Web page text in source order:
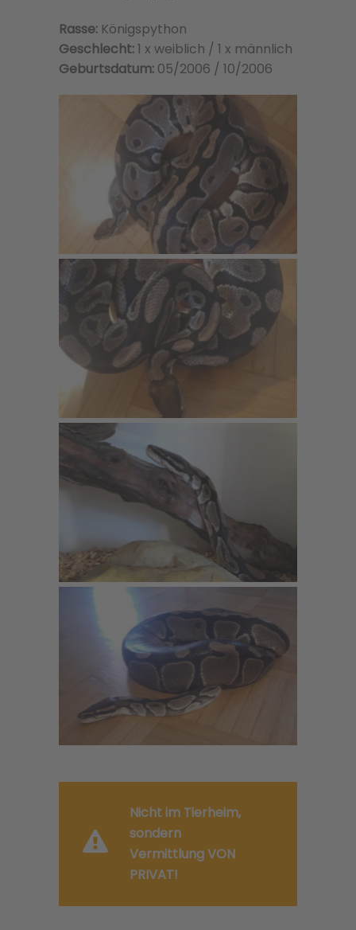
Rasse: Königspython
Geschlecht:1 x weiblich / 1 x männlich
Geburtsdatum: 05/2006 / 10/2006
Nicht im Tierheim,
sondern
Vermittlung VON
PRIVAT!